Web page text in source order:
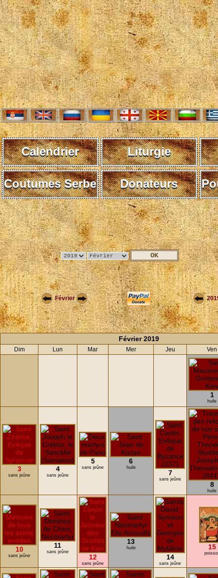
Calendrier Liturgie
Coutumes Serbe Donateurs
Février
Février 2019
Dim Lun Mar Mer Jeu Ven
1
huile
3
sans jeûne
4
sans jeûne
5
sans jeûne
6
huile
7
sans jeûne
8
huile
10
sans jeûne
11
sans jeûne
12
sans jeûne
13
huile
14
sans jeûne
15